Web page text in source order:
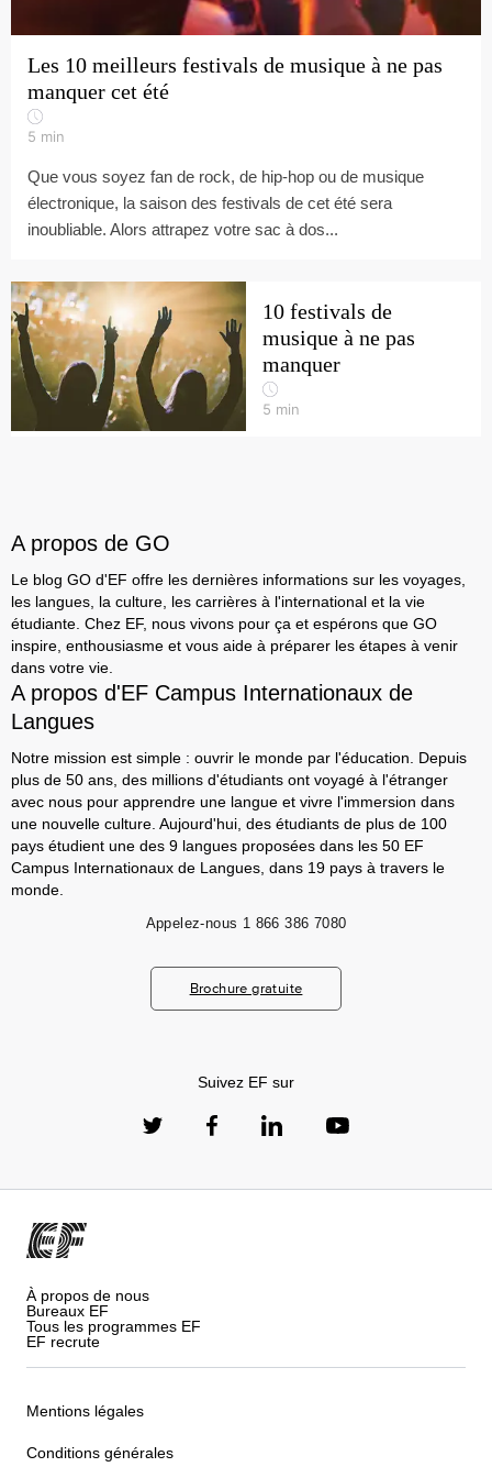
Les 10 meilleurs festivals de musique à ne pas
manquer cet été
5 min
Que vous soyez fan de rock, de hip-hop ou de musique
électronique, la saison des festivals de cet été sera
inoubliable. Alors attrapez votre sac à dos...
10 festivals de
musique à ne pas
manquer
5 min
A propos de GO
Le blog GO d'EF offre les dernières informations sur les voyages,
les langues, la culture, les carrières à l'international et la vie
étudiante. Chez EF, nous vivons pour ça et espérons que GO
inspire, enthousiasme et vous aide à préparer les étapes à venir
dans votre vie.
A propos d'EF Campus Internationaux de
Langues
Notre mission est simple : ouvrir le monde par l'éducation. Depuis
plus de 50 ans, des millions d'étudiants ont voyagé à l'étranger
avec nous pour apprendre une langue et vivre l'immersion dans
une nouvelle culture. Aujourd'hui, des étudiants de plus de 100
pays étudient une des 9 langues proposées dans les 50 EF
Campus Internationaux de Langues, dans 19 pays à travers le
monde.
Appelez-nous 1 866 386 7080
Brochure gratuite
Suivez EF sur
À propos de nous
Bureaux EF
Tous les programmes EF
EF recrute
Mentions légales
Conditions générales